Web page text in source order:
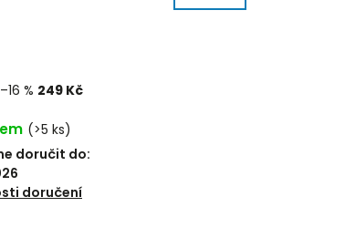
–16 % 249 Kč
(>5 ks)
doručit do:
doručení